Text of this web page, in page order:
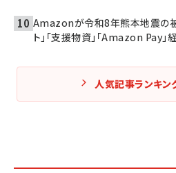
Amazonが令和8年熊本地震の被
ト」「支援物資」「Amazon Pay
人気記事ランキン